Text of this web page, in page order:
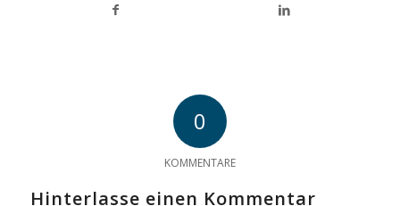
0
KOMMENTARE
Hinterlasse einen Kommentar